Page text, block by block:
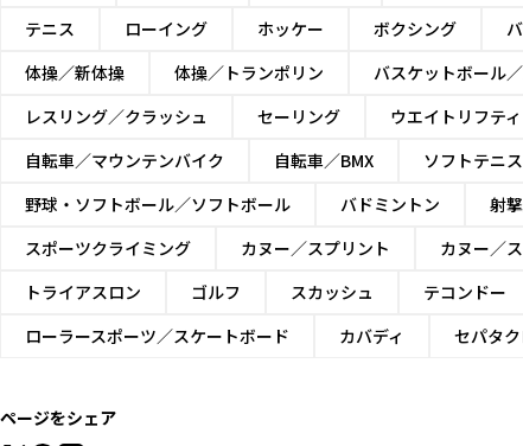
テニス
ローイング ホッケー ボクシング
体操／新体操
体操／トランポリン バスケットボール
レスリング／クラッシュ
セーリング ウエイトリフテ
自転車／マウンテンバイク
自転車／BMX ソフトテニス
野球・ソフトボール／ソフトボール
バドミントン 射
スポーツクライミング
カヌー／スプリント カヌー／
トライアスロン
ゴルフ スカッシュ テコンドー
ローラースポーツ／スケートボード
カバディ セパタ
ページをシェア